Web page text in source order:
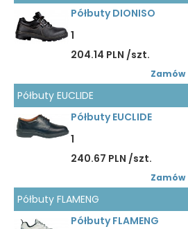
Półbuty DIONISO
1
204.14 PLN /szt.
Zamów
Półbuty EUCLIDE
Półbuty EUCLIDE
1
240.67 PLN /szt.
Zamów
Półbuty FLAMENG
Półbuty FLAMENG